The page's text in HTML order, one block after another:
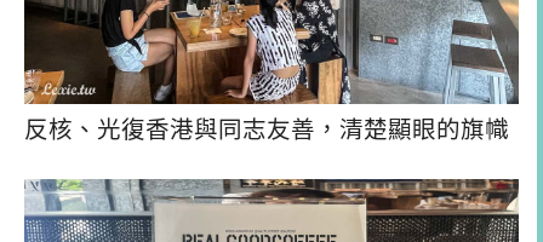
反核、光復香港與同志友善，清楚顯眼的旗幟